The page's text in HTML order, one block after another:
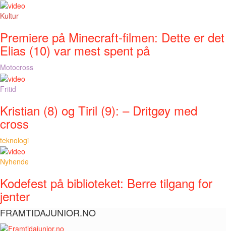
Kultur
Premiere på Minecraft-filmen: Dette er det
Elias (10) var mest spent på
Motocross
Fritid
Kristian (8) og Tiril (9): – Dritgøy med
cross
teknologi
Nyhende
Kodefest på biblioteket: Berre tilgang for
jenter
FRAMTIDAJUNIOR.NO